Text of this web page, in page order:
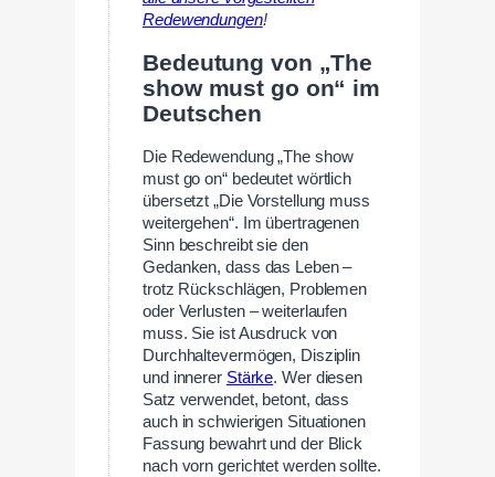
Redewendungen!
Bedeutung von „The
show must go on“ im
Deutschen
Die Redewendung „The show
must go on“ bedeutet wörtlich
übersetzt „Die Vorstellung muss
weitergehen“. Im übertragenen
Sinn beschreibt sie den
Gedanken, dass das Leben –
trotz Rückschlägen, Problemen
oder Verlusten – weiterlaufen
muss. Sie ist Ausdruck von
Durchhaltevermögen, Disziplin
und innerer Stärke. Wer diesen
Satz verwendet, betont, dass
auch in schwierigen Situationen
Fassung bewahrt und der Blick
nach vorn gerichtet werden sollte.